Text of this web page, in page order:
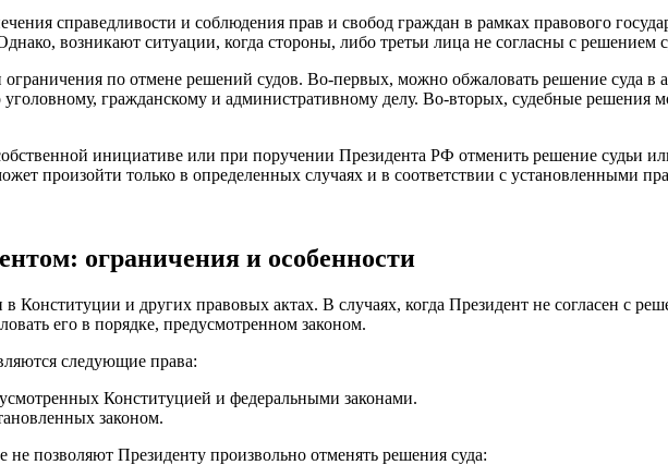
справедливости и соблюдения прав и свобод граждан в рамках правового
возникают ситуации, когда стороны, либо третьи лица не согласны с решением
по отмене решений судов. Во-первых, можно обжаловать решение суда в
гражданскому и административному делу. Во-вторых, судебные решения
инициативе или при поручении Президента РФ отменить решение судьи
произойти только в определенных случаях и в соответствии с установленными
ограничения и особенности
и других правовых актах. В случаях, когда Президент не согласен с
его в порядке, предусмотренном законом.
следующие права:
Конституцией и федеральными законами.
законом.
позволяют Президенту произвольно отменять решения суда: